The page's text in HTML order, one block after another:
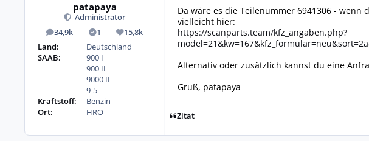
patapaya
Administrator
34,9k
Beiträge 1
Lösungen15,8k
Reputation
Land:
Deutschland
SAAB:
900 I
900 II
9000 II
9-5
Kraftstoff:
Benzin
Ort:
HRO
Da wäre es die Teilenummer 6941306 -
vielleicht hier:
https://scanparts.team/kfz_angaben.php?
Alternativ oder zusätzlich kannst du eine
Gruß, patapaya
Zitat